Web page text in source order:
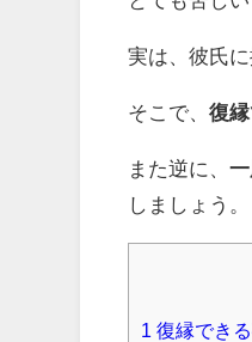
実は、彼氏
そこで、復
また逆に、
しましょう。
1 復縁でき